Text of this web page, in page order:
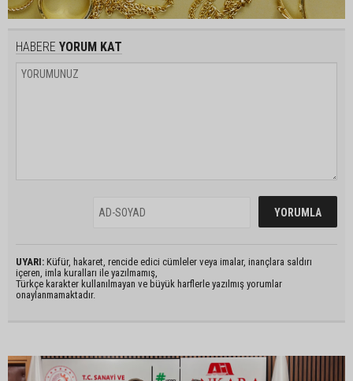
HABERE YORUM KAT
UYARI: Küfür, hakaret, rencide edici cümleler veya imalar, inançlara saldırı
içeren, imla kuralları ile yazılmamış,
Türkçe karakter kullanılmayan ve büyük harflerle yazılmış yorumlar
onaylanmamaktadır.